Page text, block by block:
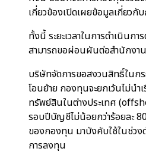
เกี่ยวข้องเปิดเผยข้อมูลเกี่ยวกั
ทั้งนี้ ระยะเวลาในการดำเนินก
สามารถขอผ่อนผันต่อสำนักงาน
บริษัทจัดการขอสงวนสิทธิ์ในก
โอนย้าย กองทุนจะยกเว้นไม่นำ
ทรัพย์สินในต่างประเทศ
รอบปีบัญชีไม่น้อยกว่าร้อยละ
ของกองทุน มาบังคับใช้ในช่วง
การลงทุน